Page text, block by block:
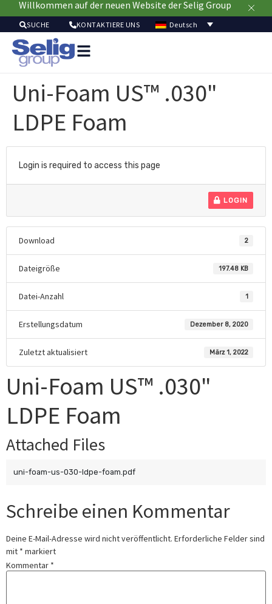
Willkommen auf der neuen Website der Selig Group
SUCHE KONTAKTIERE UNS Deutsch
Uni-Foam US™ .030"
LDPE Foam
Login is required to access this page
LOGIN
Download 2
Dateigröße 197.48 KB
Datei-Anzahl 1
Erstellungsdatum Dezember 8, 2020
Zuletzt aktualisiert März 1, 2022
Uni-Foam US™ .030"
LDPE Foam
Attached Files
uni-foam-us-030-ldpe-foam.pdf
Schreibe einen Kommentar
Deine E-Mail-Adresse wird nicht veröffentlicht. Erforderliche Felder sind
mit * markiert
Kommentar *